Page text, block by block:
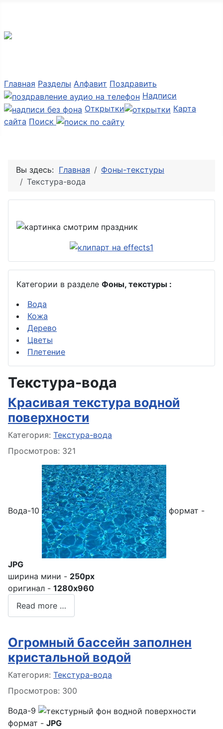
Главная Разделы Алфавит Поздравить
Надписи
Открытки
Карта
сайта Поиск
Вы здесь: Главная
Фоны-текстуры
Текстура-вода
Категории в разделе Фоны, текстуры :
Вода
Кожа
Дерево
Цветы
Плетение
Текстура-вода
Красивая текстура водной
поверхности
Информация о материале
Категория: Текстура-вода
Просмотров: 321
Вода-10 формат -
JPG
ширина мини - 250px
оригинал - 1280x960
Read more …
Огромный бассейн заполнен
кристальной водой
Информация о материале
Категория: Текстура-вода
Просмотров: 300
Вода-9
формат - JPG